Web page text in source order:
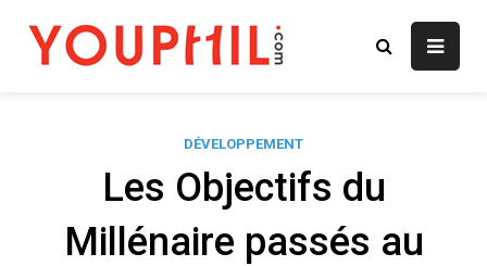
content
youphil.com
DÉVELOPPEMENT
Les Objectifs du
Millénaire passés au